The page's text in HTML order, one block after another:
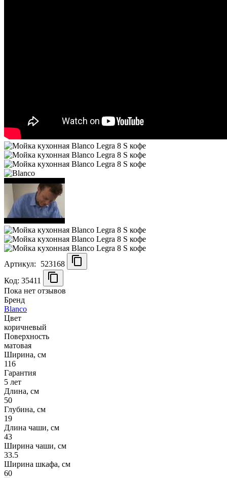
Артикул:
523168
Код: 35411
Пока нет отзывов
Бренд
Blanco
Цвет
коричневый
Поверхность
матовая
Ширина, см
116
Гарантия
5 лет
Длина, см
50
Глубина, см
19
Длина чаши, см
43
Ширина чаши, см
33.5
Ширина шкафа, см
60